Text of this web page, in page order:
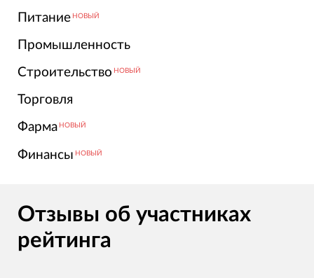
Питание НОВЫЙ
Промышленность
Строительство НОВЫЙ
Торговля
Фарма НОВЫЙ
Финансы НОВЫЙ
Отзывы об участниках
рейтинга